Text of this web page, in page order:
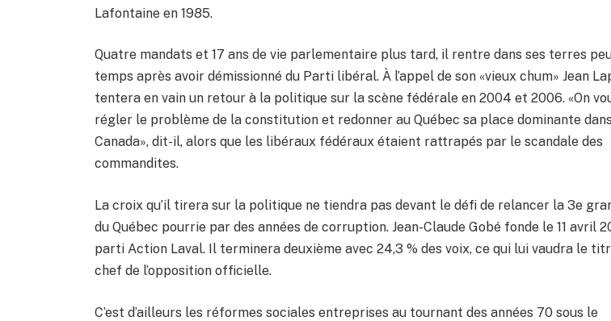
Lafontaine en 1985.
Quatre mandats et 17 ans de vie parlementaire plus tard, il rentre dans ses terres
temps après avoir démissionné du Parti libéral. À l’appel de son «vieux chum» Jean
tentera en vain un retour à la politique sur la scène fédérale en 2004 et 2006. «On
régler le problème de la constitution et redonner au Québec sa place dominante
Canada», dit-il, alors que les libéraux fédéraux étaient rattrapés par le scandale des
commandites.
La croix qu’il tirera sur la politique ne tiendra pas devant le défi de relancer la 3e
du Québec pourrie par des années de corruption. Jean-Claude Gobé fonde le 11 avril
parti Action Laval. Il terminera deuxième avec 24,3 % des voix, ce qui lui vaudra le
chef de l’opposition officielle.
C’est d’ailleurs les réformes sociales entreprises au tournant des années 70 sous le